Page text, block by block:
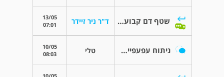
שטף דם קבוע בעין ד"ר ניר זיידר
13/05
07:01
ניתוח עפעפיים עליונים ותחתונים טלי
10/05
08:03